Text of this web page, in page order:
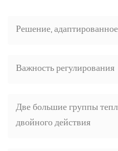
Решение,
Важность регулирования
Две большие группы
двойного действия